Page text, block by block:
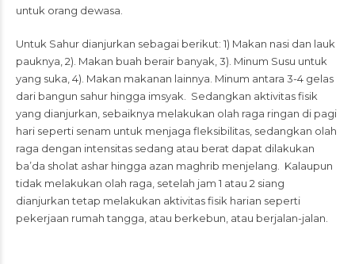
untuk orang dewasa.
Untuk Sahur dianjurkan sebagai berikut: 1) Makan nasi dan lauk
pauknya, 2). Makan buah berair banyak, 3). Minum Susu untuk
yang suka, 4). Makan makanan lainnya. Minum antara 3-4 gelas
dari bangun sahur hingga imsyak. Sedangkan aktivitas fisik
yang dianjurkan, sebaiknya melakukan olah raga ringan di pagi
hari seperti senam untuk menjaga fleksibilitas, sedangkan olah
raga dengan intensitas sedang atau berat dapat dilakukan
ba’da sholat ashar hingga azan maghrib menjelang. Kalaupun
tidak melakukan olah raga, setelah jam 1 atau 2 siang
dianjurkan tetap melakukan aktivitas fisik harian seperti
pekerjaan rumah tangga, atau berkebun, atau berjalan-jalan.